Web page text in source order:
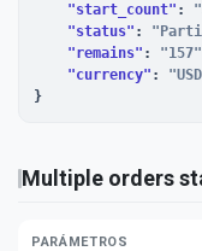
"start_count" :
"status" :
"remains" : "157"
"currency" :
}
Multiple orders
PARÁMETROS